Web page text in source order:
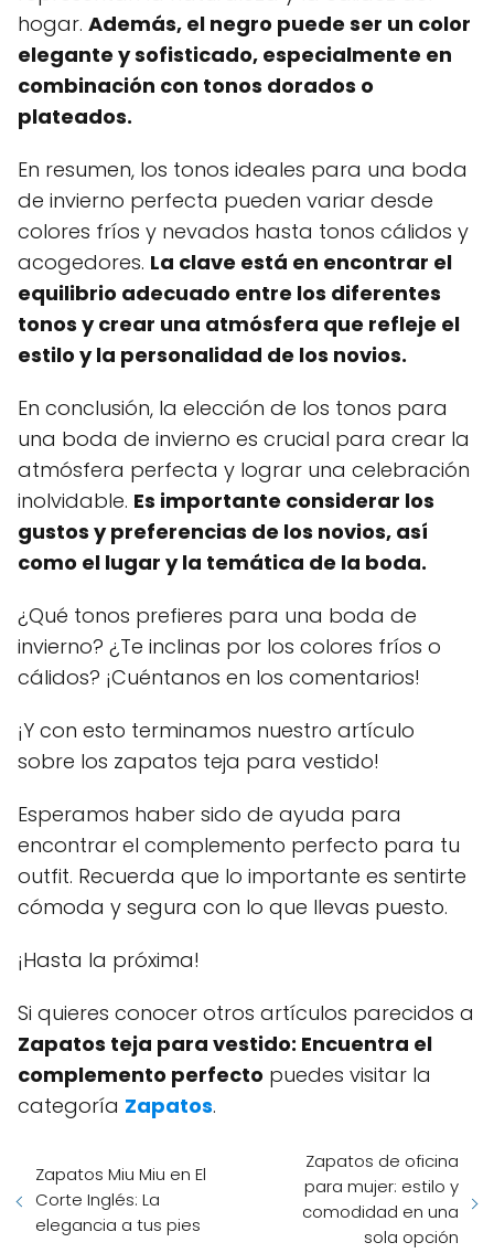
hogar. Además, el negro puede ser un color
elegante y sofisticado, especialmente en
combinación con tonos dorados o
plateados.
En resumen, los tonos ideales para una boda
de invierno perfecta pueden variar desde
colores fríos y nevados hasta tonos cálidos y
acogedores. La clave está en encontrar el
equilibrio adecuado entre los diferentes
tonos y crear una atmósfera que refleje el
estilo y la personalidad de los novios.
En conclusión, la elección de los tonos para
una boda de invierno es crucial para crear la
atmósfera perfecta y lograr una celebración
inolvidable. Es importante considerar los
gustos y preferencias de los novios, así
como el lugar y la temática de la boda.
¿Qué tonos prefieres para una boda de
invierno? ¿Te inclinas por los colores fríos o
cálidos? ¡Cuéntanos en los comentarios!
¡Y con esto terminamos nuestro artículo
sobre los zapatos teja para vestido!
Esperamos haber sido de ayuda para
encontrar el complemento perfecto para tu
outfit. Recuerda que lo importante es sentirte
cómoda y segura con lo que llevas puesto.
¡Hasta la próxima!
Si quieres conocer otros artículos parecidos a
Zapatos teja para vestido: Encuentra el
complemento perfecto puedes visitar la
categoría Zapatos.
Zapatos Miu Miu en El
Corte Inglés: La
elegancia a tus pies
Zapatos de oficina
para mujer: estilo y
comodidad en una
sola opción